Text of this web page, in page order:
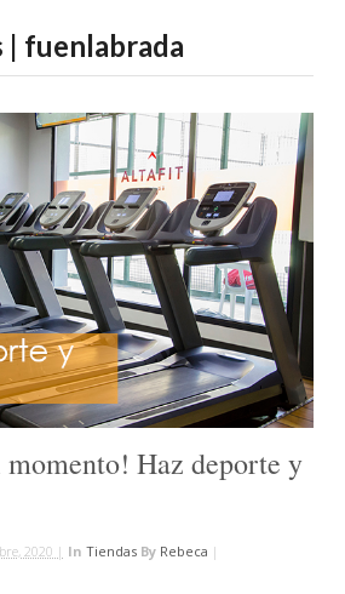
| fuenlabrada
momento! Haz deporte y
2020 | In Tiendas By Rebeca |